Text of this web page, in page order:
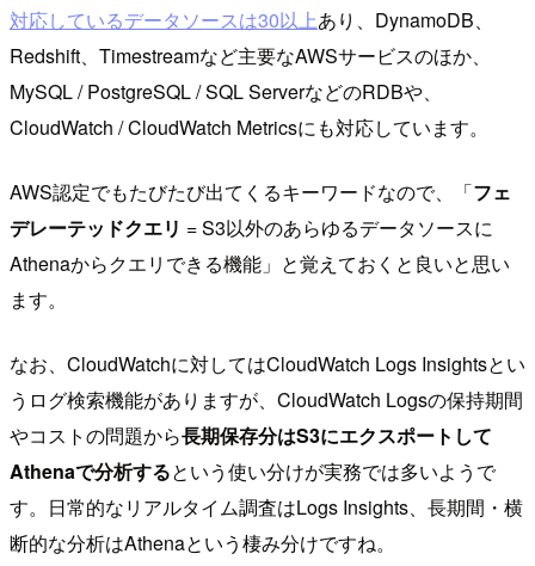
対応しているデータソースは30以上あり、DynamoDB、
Redshift、Timestreamなど主要なAWSサービスのほか、
MySQL / PostgreSQL / SQL ServerなどのRDBや、
CloudWatch / CloudWatch Metricsにも対応しています。
AWS認定でもたびたび出てくるキーワードなので、「フェ
デレーテッドクエリ = S3以外のあらゆるデータソースに
Athenaからクエリできる機能」と覚えておくと良いと思い
ます。
なお、CloudWatchに対してはCloudWatch Logs Insightsとい
うログ検索機能がありますが、CloudWatch Logsの保持期間
やコストの問題から長期保存分はS3にエクスポートして
Athenaで分析するという使い分けが実務では多いようで
す。日常的なリアルタイム調査はLogs Insights、長期間・横
断的な分析はAthenaという棲み分けですね。